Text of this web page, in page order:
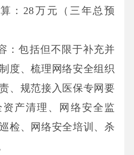
： 28万元（三年总预
：包括但不限于补充并
度、梳理网络安全组织
、规范接入医保专网要
产清理、网络安全监
检、网络安全培训、杀